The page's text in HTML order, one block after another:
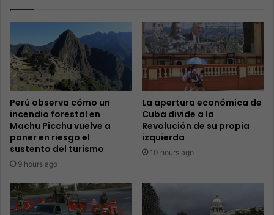
Perú observa cómo un
incendio forestal en
Machu Picchu vuelve a
poner en riesgo el
sustento del turismo
9 hours ago
La apertura económica de
Cuba divide a la
Revolución de su propia
izquierda
10 hours ago